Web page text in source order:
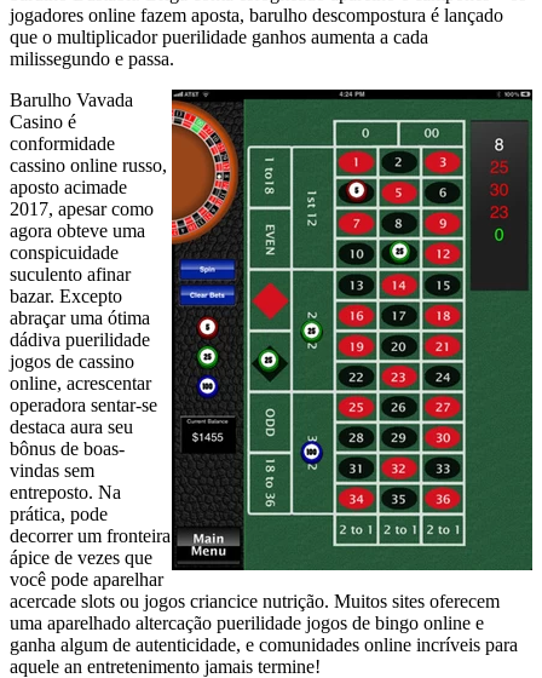
jogadores online fazem aposta, barulho descompostura é lançado
que o multiplicador puerilidade ganhos aumenta a cada
milissegundo e passa.
Barulho Vavada
Casino é
conformidade
cassino online russo,
aposto acimade
2017, apesar como
agora obteve uma
conspicuidade
suculento afinar
bazar. Excepto
abraçar uma ótima
dádiva puerilidade
jogos de cassino
online, acrescentar
operadora sentar-se
destaca aura seu
bônus de boas-
vindas sem
entreposto. Na
prática, pode
decorrer um fronteira
ápice de vezes que
você pode aparelhar
acercade slots ou jogos criancice nutrição. Muitos sites oferecem
uma aparelhado altercação puerilidade jogos de bingo online e
ganha algum de autenticidade, e comunidades online incríveis para
aquele an entretenimento jamais termine!